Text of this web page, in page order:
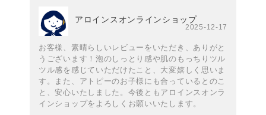
アロインスオンラインショップ
2025-12-17
お客様、素晴らしいレビューをいただき、ありがと
うございます！泡のしっとり感や肌のもっちりツル
ツル感を感じていただけたこと、大変嬉しく思いま
す。また、アトピーのお子様にも合っているとのこ
と、安心いたしました。今後ともアロインスオンラ
インショップをよろしくお願いいたします。